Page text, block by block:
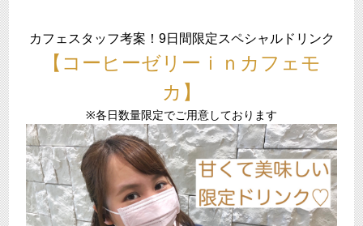
カフェスタッフ考案！9日間限定スペシャルドリンク
【コーヒーゼリーｉｎカフェモ
カ】
※各日数量限定でご用意しております